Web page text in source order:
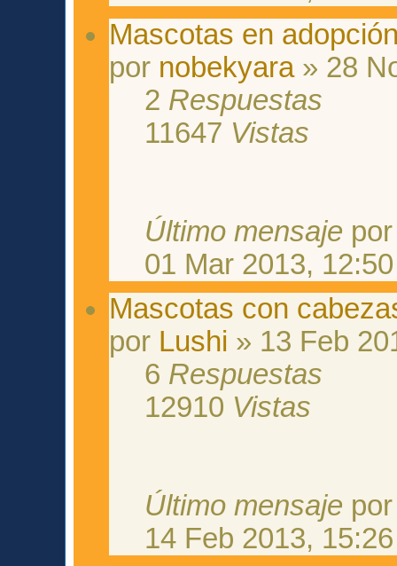
Mascotas en
por nobekyara» 28
2 Respuestas
11647 Vistas
Último mensaje
01 Mar 2013, 12:50
Mascotas con
por Lushi » 13 Feb
6 Respuestas
12910 Vistas
Último mensaje
14 Feb 2013, 15:26